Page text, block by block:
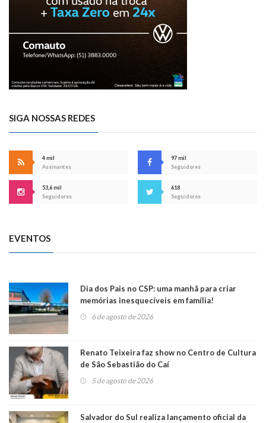
SIGA NOSSAS REDES
4 mil
Assinantes
97 mil
Seguidores
53,6 mil
Seguidores
618
Seguidores
EVENTOS
Dia dos Pais no CSP: uma manhã para criar
memórias inesquecíveis em família!
6 de agosto de 2026
Renato Teixeira faz show no Centro de Cultura
de São Sebastião do Caí
5 de agosto de 2026
Salvador do Sul realiza lançamento oficial da